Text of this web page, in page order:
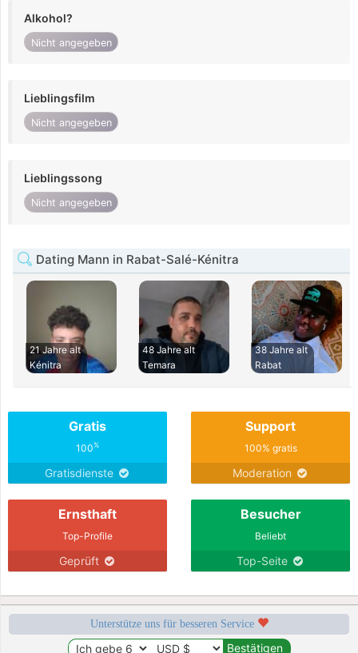
Alkohol?
Nicht angegeben
Lieblingsfilm
Nicht angegeben
Lieblingssong
Nicht angegeben
Dating Mann in Rabat-Salé-Kénitra
21 Jahre alt
Kénitra
48 Jahre alt
Temara
38 Jahre alt
Rabat
Gratis
100%
Gratisdienste
Support
100% gratis
Moderation
Ernsthaft
Top-Profile
Geprüft
Besucher
Beliebt
Top-Seite
Unterstütze uns für besseren Service